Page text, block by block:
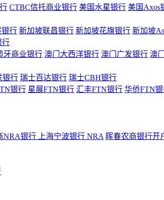
CTBC信托商业银行 美国水星银行 美国Axos
行 新加坡联昌银行 新加坡花旗银行 新加坡
行
牙商业银行 澳门大西洋银行 澳门广发银行 澳
银行 瑞士百达银行 瑞士CBH银行
银行 星展FTN银行 汇丰FTN银行 华侨FTN
NRA银行 上海宁波银行 NRA 晖春农商银行开